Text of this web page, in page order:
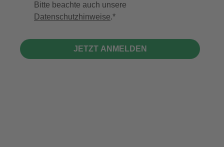
Bitte beachte auch unsere
Datenschutzhinweise.
JETZT ANMELDEN